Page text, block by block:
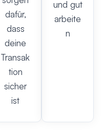
dafür,
dass
deine
Transak
tion
sicher
ist
und gut
arbeite
n